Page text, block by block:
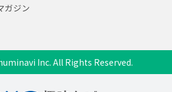
ガジン
Inc. All Rights Reserved.